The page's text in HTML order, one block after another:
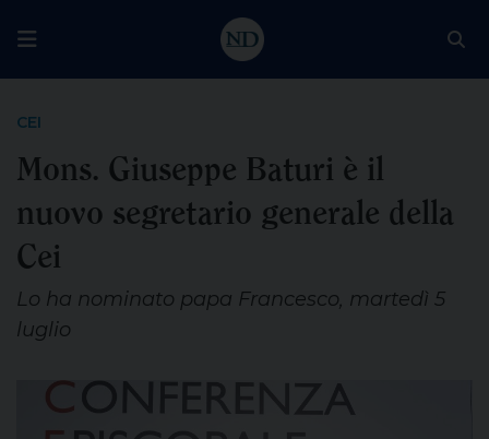
CEI
Mons. Giuseppe Baturi è il
nuovo segretario generale della
Cei
Lo ha nominato papa Francesco, martedì 5
luglio